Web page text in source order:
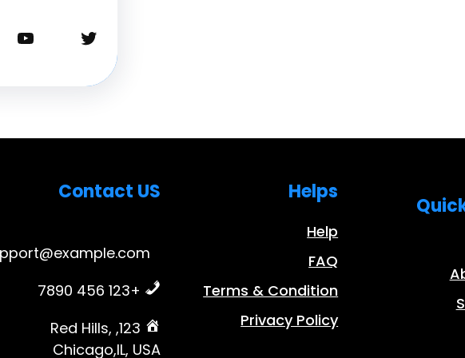
تويتر
يوتيوب
Helps
Help
FAQ
Terms & Condition
Privacy Policy
Contact US
+123 456 7890
123, Red Hills,
Chicago,IL, USA